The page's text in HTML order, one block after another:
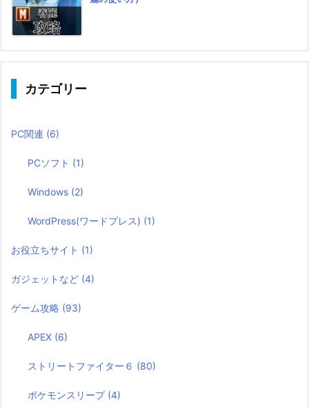
カテゴリー
PC関連 (6)
PCソフト (1)
Windows (2)
WordPress(ワードプレス) (1)
お役立ちサイト (1)
ガジェットなど (4)
ゲーム攻略 (93)
APEX (6)
ストリートファイター６ (80)
ポケモンスリープ (4)